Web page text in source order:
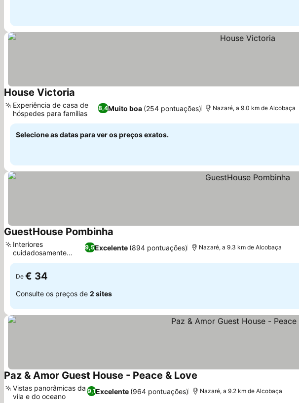
House Victoria
8,4Muito boa (254 pontuações)
Experiência de casa de
hóspedes para famílias
Nazaré, a 9.0 km de Alcobaça
Selecione as datas para ver os preços exatos.
GuestHouse Pombinha
9,5Excelente (894 pontuações)
Interiores
cuidadosamente
decorados
Nazaré, a 9.3 km de Alcobaça
De € 34
Consulte os preços de 2 sites
Paz & Amor Guest House - Peace & Love
9,1Excelente (964 pontuações)
Vistas panorâmicas da
vila e do oceano
Nazaré, a 9.2 km de Alcobaça